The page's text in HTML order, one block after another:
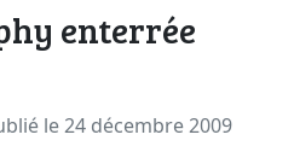
enterrée
le 24 décembre 2009